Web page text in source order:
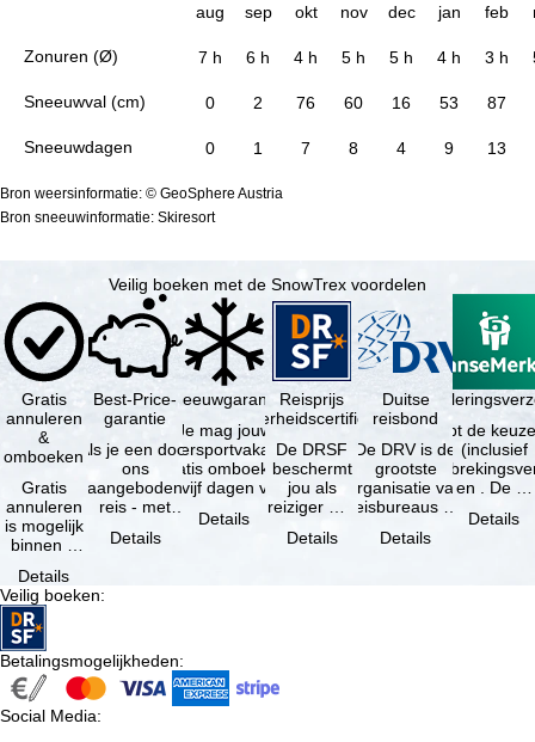
Zonuren (Ø)
Sneeuwval (cm)
Sneeuwdagen
aug sep okt nov dec jan feb
7 h 6 h 4 h 5 h 5 h 4 h 3 h
0 2 76 60 16 53 87
0 1 7 8 4 9 13
Bron weersinformatie: © GeoSphere Austria
Bron sneeuwinformatie: Skiresort
Veilig boeken met de SnowTrex voordelen
Gratis
annuleren
&
omboeken
Gratis
annuleren
is mogelijk
binnen 5
de
boeking,
als jouw
vakantie …
Details
Best-Price-
garantie
Als je een door
ons
aangeboden
reis - met
dezelfde inhoud
en
Details
Sneeuwgarantie
Je mag jouw
wintersportvakantie
gratis omboeken
als vijf dagen voor
Details
Reisprijs
zekerheidscertificaat
De DRSF
beschermt
jou als
reiziger met
pakketreis
Details
Duitse
reisbond
De DRV is de
grootste
organisatie van
reisbureaus en
in Duitsland. …
Details
Je hebt de
(inclusief
en . De …
Details
Veilig boeken:
Betalingsmogelijkheden:
Social Media: